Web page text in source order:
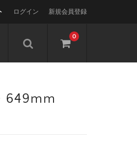
ログイン 新規会員登録
0
649mm